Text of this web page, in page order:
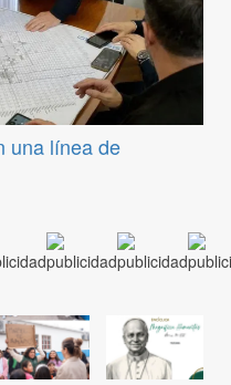
una línea de